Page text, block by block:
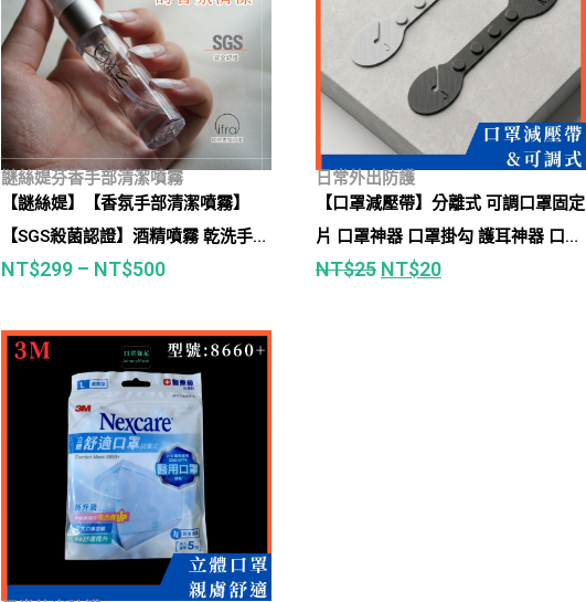
謎絲媞芬香手部清潔噴霧
【謎絲媞】【香氛手部清潔噴霧】
【SGS殺菌認證】酒精噴霧 乾洗手
積雪草萃取 74%食品級酒精
NT$299 – NT$500
日常外出防護
【口罩減壓帶】分離式 可調口罩固定
片 口罩神器 口罩掛勾 護耳神器 口罩
減壓 防耳朵疼痛 耳掛式轉頭戴式
NT$25 NT$20